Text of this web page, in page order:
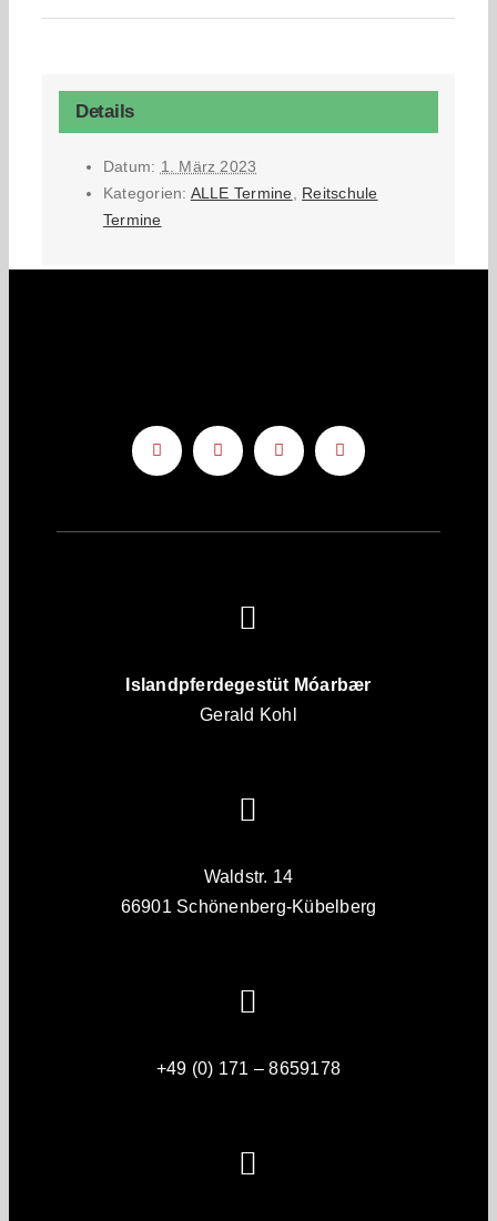
Details
Datum: 1. März 2023
Kategorien: ALLE Termine
Reitschule
Termine
Islandpferdegestüt Móarbær
Gerald Kohl
Waldstr. 14
66901 Schönenberg-Kübelberg
+49 (0) 171 – 8659178